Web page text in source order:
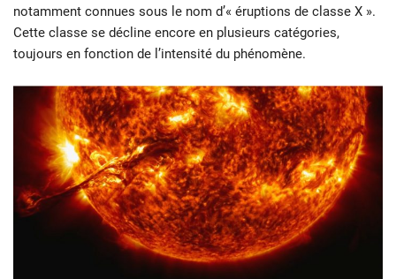
notamment connues sous le nom d’« éruptions de classe X ».
Cette classe se décline encore en plusieurs catégories,
toujours en fonction de l’intensité du phénomène.